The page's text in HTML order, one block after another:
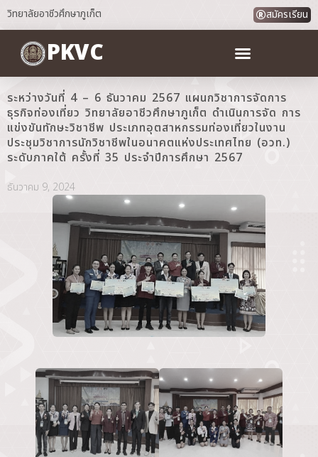
วิทยาลัยอาชีวศึกษาภูเก็ต สมัครเรียน
PKVC
ระหว่างวันที่ 4 – 6 ธันวาคม 2567 แผนกวิชาการจัดการ
ธุรกิจท่องเที่ยว วิทยาลัยอาชีวศึกษาภูเก็ต ดำเนินการจัด การ
แข่งขันทักษะวิชาชีพ ประเภทอุตสาหกรรมท่องเที่ยวในงาน
ประชุมวิชาการนักวิชาชีพในอนาคตแห่งประเทศไทย (อวท.)
ระดับภาคใต้ ครั้งที่ 35 ประจำปีการศึกษา 2567
ธันวาคม 9, 2024